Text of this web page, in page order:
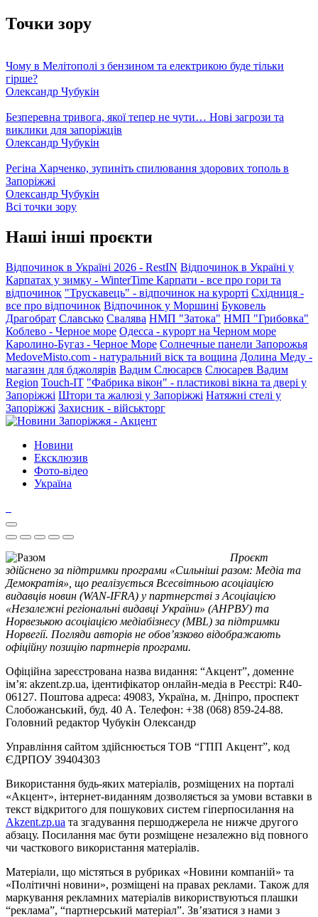
Точки зору
Чому в Мелітополі з бензином та електрикою буде тільки
гірше?
Олександр Чубукін
Безперевна тривога, якої тепер не чути… Нові загрози та
виклики для запоріжців
Олександр Чубукін
Регіна Харченко, зупиніть спилювання здорових тополь в
Запоріжжі
Олександр Чубукін
Всі точки зору
Наші інші проєкти
Відпочинок в Україні 2026 - RestIN Відпочинок в Україні у
Карпатах у зимку - WinterTime Карпати - все про гори та
відпочинок "Трускавець" - відпочинок на курорті Східниця -
все про відпочинок Відпочинок у Моршині Буковель
Драгобрат Славсько Свалява НМП "Затока" НМП "Грибовка"
Коблево - Черное море Одесса - курорт на Черном море
Каролино-Бугаз - Черное Море Солнечные панели Запорожья
MedoveMisto.com - натуральний віск та вощина Долина Меду -
магазин для бджолярів Вадим Слюсарєв Слюсарев Вадим
Region Touch-IT "Фабрика вікон" - пластикові вікна та двері у
Запоріжжі Штори та жалюзі у Запоріжжі Натяжні стелі у
Запоріжжі Захисник - військторг
Новини
Ексклюзив
Фото-відео
Україна
Проєкт
здійснено за підтримки програми «Сильніші разом: Медіа та
Демократія», що реалізується Всесвітньою асоціацією
видавців новин (WAN-IFRA) у партнерстві з Асоціацією
«Незалежні регіональні видавці України» (АНРВУ) та
Норвезькою асоціацією медіабізнесу (MBL) за підтримки
Норвегії. Погляди авторів не обов’язково відображають
офіційну позицію партнерів програми.
Офіційна зареєстрована назва видання: “Акцент”, доменне
ім’я: akzent.zp.ua, ідентифікатор онлайн-медіа в Реєстрі: R40-
06127. Поштова адреса: 49083, Україна, м. Дніпро, проспект
Слобожанський, буд. 40 А. Телефон: +38 (068) 859-24-88.
Головний редактор Чубукін Олександр
Управління сайтом здійснюється ТОВ “ГПП Акцент”, код
ЄДРПОУ 39404303
Використання будь-яких матеріалів, розміщених на порталі
«Акцент», інтернет-виданням дозволяється за умови вставки в
текст відкритого для пошукових систем гіперпосилання на
Akzent.zp.ua та згадування першоджерела не нижче другого
абзацу. Посилання має бути розміщене незалежно від повного
чи часткового використання матеріалів.
Матеріали, що містяться в рубриках «Новини компаній» та
«Політичні новини», розміщені на правах реклами. Також для
маркування рекламних матеріалів використвуються плашки
“реклама”, “партнерський матеріал”. Зв’язатися з нами з